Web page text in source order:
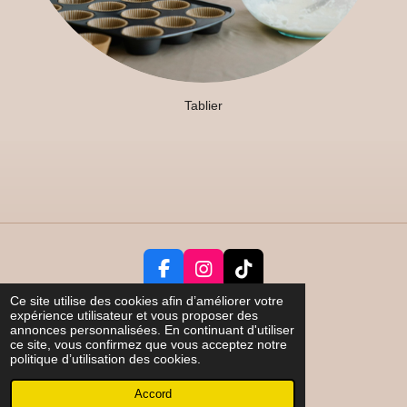
Ce site utilise des cookies afin d’améliorer votre
expérience utilisateur et vous proposer des
annonces personnalisées. En continuant d'utiliser
ce site, vous confirmez que vous acceptez notre
politique d’utilisation des cookies.
Accord
Tablier
F
a
c
e
b
o
I
n
s
t
a
T
i
k
T
o
Partager
*** Tous droits réservés ***
© 2023 - 2026 Au Pôle Nord C&D